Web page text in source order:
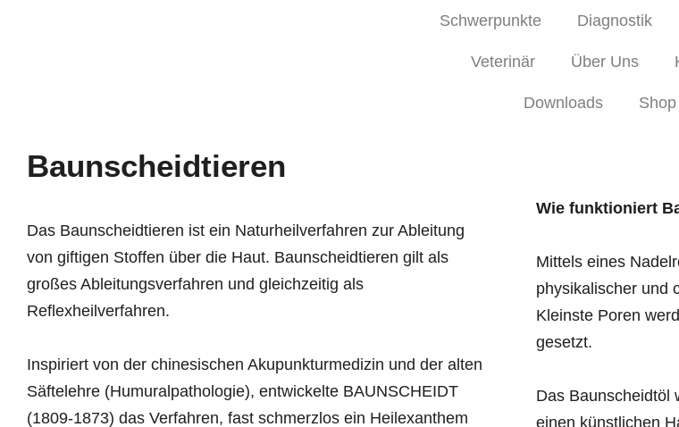
Schwerpunkte Diagnostik
Veterinär Über Uns
Downloads Shop
Baunscheidtieren
Das Baunscheidtieren ist ein Naturheilverfahren zur Ableitung
von giftigen Stoffen über die Haut. Baunscheidtieren gilt als
großes Ableitungsverfahren und gleichzeitig als
Reflexheilverfahren.
Inspiriert von der chinesischen Akupunkturmedizin und der alten
Säftelehre (Humuralpathologie), entwickelte BAUNSCHEIDT
(1809-1873) das Verfahren, fast schmerzlos ein Heilexanthem
Wie funktioniert
Mittels eines
physikalischer und
Kleinste Poren
gesetzt.
Das Baunscheidtöl
einen künstlichen